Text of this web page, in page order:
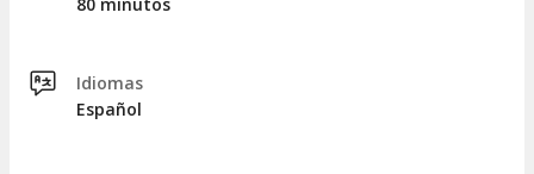
Idiomas
Español